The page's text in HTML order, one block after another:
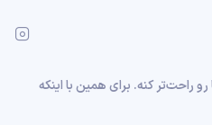
راحت‌تر کنه. برای همین با اینکه